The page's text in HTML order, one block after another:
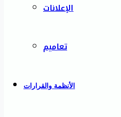
الإعلانات
تعاميم
الأنظمة والقرارات